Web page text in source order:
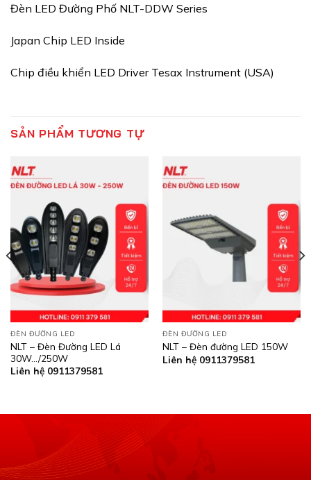
Đèn LED Đường Phố NLT-DDW Series
Japan Chip LED Inside
Chip điều khiển LED Driver Tesax Instrument (USA)
SẢN PHẨM TƯƠNG TỰ
ĐÈN ĐƯỜNG LED
NLT – Đèn Đường LED Lá
30W…/250W
Liên hệ 0911379581
ĐÈN ĐƯỜNG LED
NLT – Đèn đường LED 150W
Liên hệ 0911379581